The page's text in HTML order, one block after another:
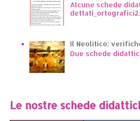
Alcune schede
Il Neolitico:
Due schede
Le nostre schede